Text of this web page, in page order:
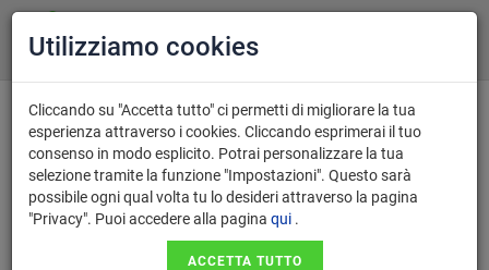
Valutazione gratuita e acquisto auto
usate a Latina
con pagamento immediato
Utilizziamo cookies
Cliccando su "Accetta tutto" ci permetti di migliorare la tua
esperienza attraverso i cookies. Cliccando esprimerai il tuo
consenso in modo esplicito. Potrai personalizzare la tua
selezione tramite la funzione "Impostazioni". Questo sarà
possibile ogni qual volta tu lo desideri attraverso la pagina
"Privacy". Puoi accedere alla pagina qui .
ACCETTA TUTTO